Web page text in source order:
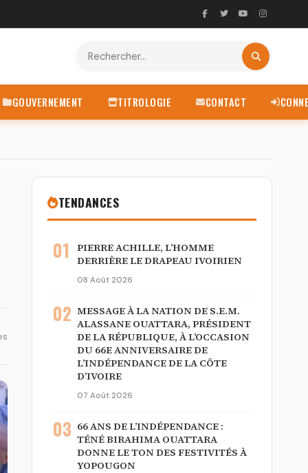
GOUVERNEMENT TITROLOGIE CONTACT
TENDANCES
01
PIERRE ACHILLE, L’HOMME
DERRIÈRE LE DRAPEAU IVOIRIEN
08 Août 2026
02 MESSAGE À LA NATION DE S.E.M.
ALASSANE OUATTARA, PRÉSIDENT
DE LA RÉPUBLIQUE, À L’OCCASION
DU 66E ANNIVERSAIRE DE
L’INDÉPENDANCE DE LA CÔTE
D’IVOIRE
07 Août 2026
03 66 ANS DE L’INDÉPENDANCE :
TÉNÉ BIRAHIMA OUATTARA
DONNE LE TON DES FESTIVITÉS À
YOPOUGON